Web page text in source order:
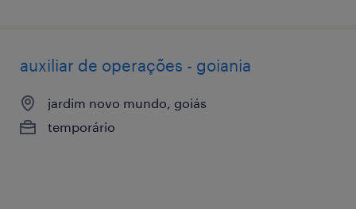
auxiliar de operações - goiania
jardim novo mundo, goiás
temporário